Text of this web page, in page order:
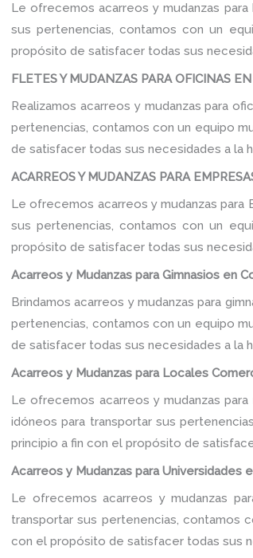
Le ofrecemos acarreos y mudanzas
sus pertenencias, contamos con un
propósito de satisfacer todas sus
FLETES Y MUDANZAS PARA OFICINAS
Realizamos acarreos y mudanzas para
pertenencias, contamos con un equipo
de satisfacer todas sus necesidades a la
ACARREOS Y MUDANZAS PARA
Le ofrecemos acarreos y mudanzas para
sus pertenencias, contamos con un
propósito de satisfacer todas sus
Acarreos y Mudanzas para Gimnasios en
Brindamos acarreos y mudanzas para
pertenencias, contamos con un equipo
de satisfacer todas sus necesidades a la
Acarreos y Mudanzas para Locales
Le ofrecemos acarreos y mudanzas
idóneos para transportar sus
principio a fin con el propósito de
Acarreos y Mudanzas para Universidades
Le ofrecemos acarreos y mudanzas
transportar sus pertenencias, contamos
con el propósito de satisfacer todas sus